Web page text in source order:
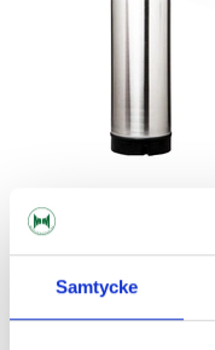
Samtycke
Begagnat Corneliusfat
Kulkoppling